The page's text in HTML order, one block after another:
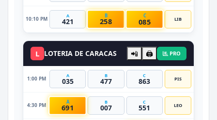
10:10 PM A
421
B
258
C
085 LIB
L LOTERIA DE CARACAS 📲 🖨️ PRO
1:00 PM A
035
B
477
C
863 PIS
4:30 PM
A
691
B
007
C
551 LEO